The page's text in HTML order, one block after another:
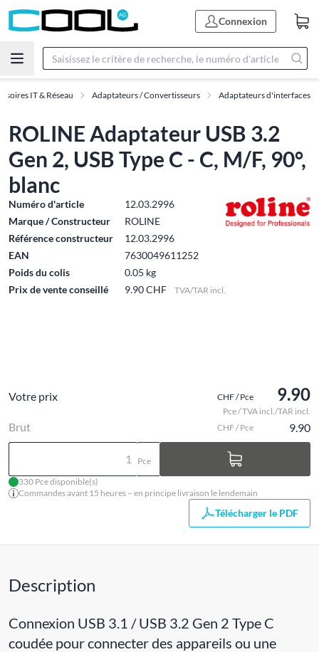
Connexion
IT & Réseau Adaptateurs / Convertisseurs Adaptateurs d'interfaces
ROLINE Adaptateur USB 3.2
Gen 2, USB Type C - C, M/F, 90°,
blanc
Numéro d'article
12.03.2996
Marque / Constructeur
ROLINE
Référence constructeur
12.03.2996
EAN
7630049611252
Poids du colis
0.05 kg
Prix de vente conseillé
9.90 CHF TVA/TAR incl.
Votre prix CHF / Pce 9.90
Pce / TVA incl./TAR incl.
Brut CHF / Pce 9.90
Pce
330 Pce disponible(s)
Commandes avant 15 heures – en principe livraison le lendemain
Télécharger le PDF
Description
Connexion USB 3.1 / USB 3.2 Gen 2 Type C
coudée pour connecter des appareils ou une